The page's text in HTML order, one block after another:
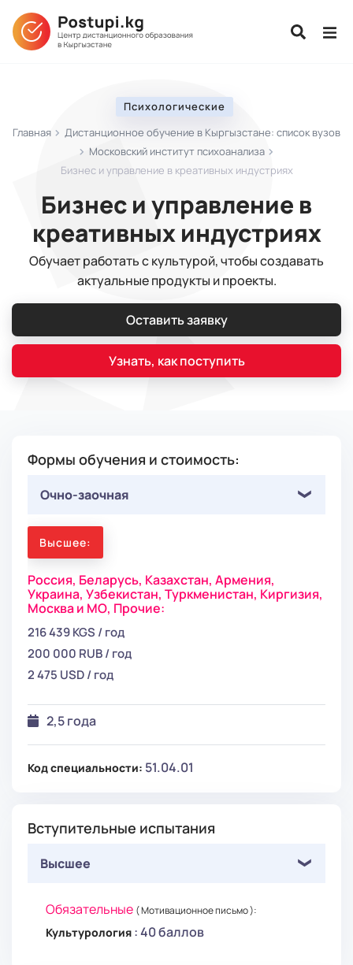
Психологические
Главная
Дистанционное обучение в Кыргызстане: список вузов
Московский институт психоанализа
Бизнес и управление в креативных индустриях
Бизнес и управление в
креативных индустриях
Обучает работать с культурой, чтобы создавать
актуальные продукты и проекты.
Оставить заявку
Узнать, как поступить
Формы обучения и стоимость:
Очно-заочная
Высшее:
Россия, Беларусь, Казахстан, Армения,
Украина, Узбекистан, Туркменистан, Киргизия,
Москва и МО, Прочие:
216 439 KGS / год
200 000 RUB / год
2 475 USD / год
2,5 года
Код специальности: 51.04.01
Вступительные испытания
Высшее
Обязательные ( Мотивационное письмо ):
Культурология : 40 баллов